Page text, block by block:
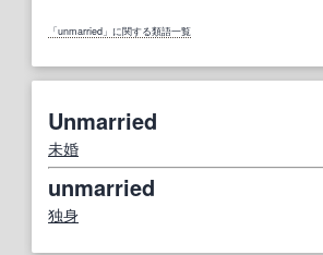
「unmarried」に関する類語一覧
Unmarried
未婚
unmarried
独身